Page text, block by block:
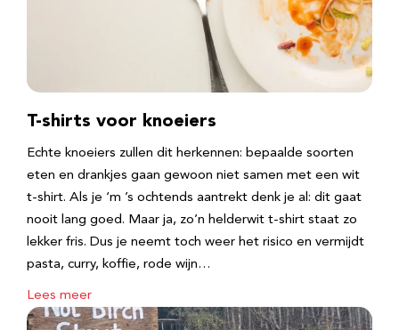
T-shirts voor knoeiers
Echte knoeiers zullen dit herkennen: bepaalde soorten
eten en drankjes gaan gewoon niet samen met een wit
t-shirt. Als je ‘m ’s ochtends aantrekt denk je al: dit gaat
nooit lang goed. Maar ja, zo’n helderwit t-shirt staat zo
lekker fris. Dus je neemt toch weer het risico en vermijdt
pasta, curry, koffie, rode wijn…
Lees meer